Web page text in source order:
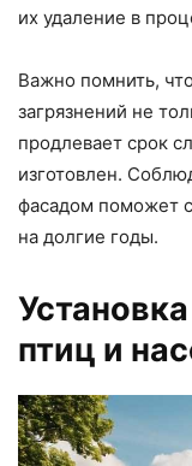
их удаление в
Важно помнить,
загрязнений не
продлевает срок
изготовлен.
фасадом поможет
на долгие годы.
птиц и